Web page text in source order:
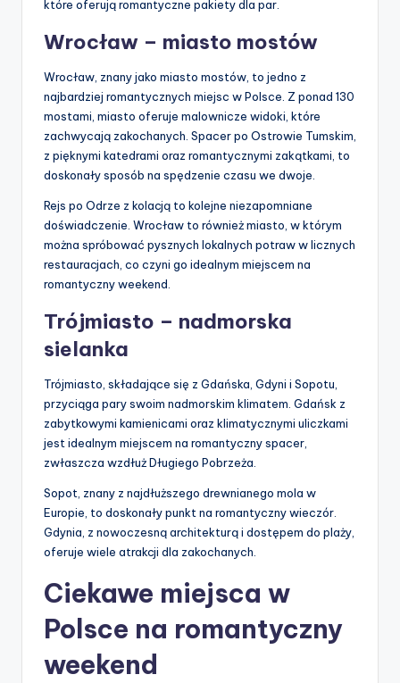
które oferują romantyczne pakiety dla par.
Wrocław – miasto mostów
Wrocław, znany jako miasto mostów, to jedno z
najbardziej romantycznych miejsc w Polsce. Z ponad 130
mostami, miasto oferuje malownicze widoki, które
zachwycają zakochanych. Spacer po Ostrowie Tumskim,
z pięknymi katedrami oraz romantycznymi zakątkami, to
doskonały sposób na spędzenie czasu we dwoje.
Rejs po Odrze z kolacją to kolejne niezapomniane
doświadczenie. Wrocław to również miasto, w którym
można spróbować pysznych lokalnych potraw w licznych
restauracjach, co czyni go idealnym miejscem na
romantyczny weekend.
Trójmiasto – nadmorska
sielanka
Trójmiasto, składające się z Gdańska, Gdyni i Sopotu,
przyciąga pary swoim nadmorskim klimatem. Gdańsk z
zabytkowymi kamienicami oraz klimatycznymi uliczkami
jest idealnym miejscem na romantyczny spacer,
zwłaszcza wzdłuż Długiego Pobrzeża.
Sopot, znany z najdłuższego drewnianego mola w
Europie, to doskonały punkt na romantyczny wieczór.
Gdynia, z nowoczesną architekturą i dostępem do plaży,
oferuje wiele atrakcji dla zakochanych.
Ciekawe miejsca w
Polsce na romantyczny
weekend